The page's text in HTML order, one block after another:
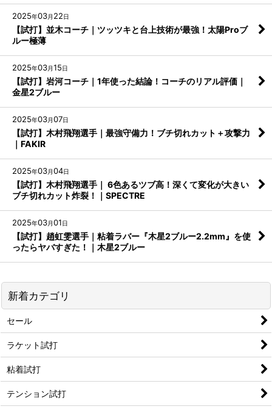
2025年03月 22日
【試打】並木コーチ｜ツッツキと台上技術が最強！太陽Proブ
ルー極薄
2025年03月15日
【試打】岩河コーチ｜1年使った結論！コーチのリアル評価｜
金星2ブルー
2025年03月07日
【試打】木村飛翔選手｜最強守備力！ブチ切れカット＋攻撃力
｜FAKIR
2025年03月04日
【試打】木村飛翔選手｜ 6色あるツブ高！深くて変化が大きい
ブチ切れカット炸裂！｜SPECTRE
2025年03月01日
【試打】趙虹雯選手｜粘着ラバー『木星2ブルー2.2mm』を使
ったらヤバすぎた！｜木星2ブルー
新着カテゴリ
セール
ラケット試打
粘着試打
テンション試打